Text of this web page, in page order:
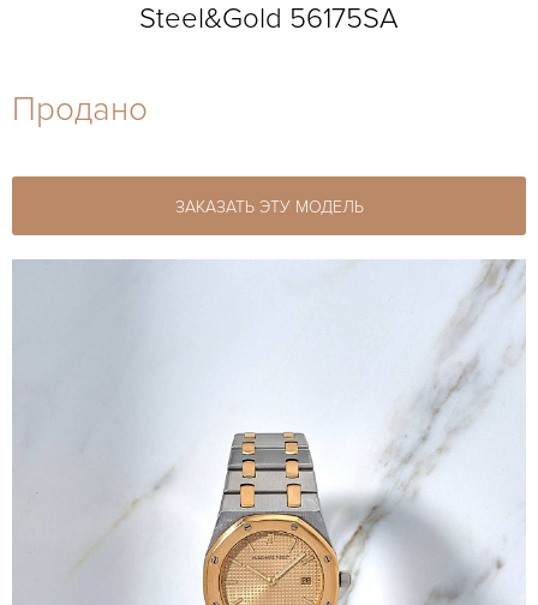
27-44
Steel&Gold 56175SA
Продано
ЗАКАЗАТЬ ЭТУ МОДЕЛЬ